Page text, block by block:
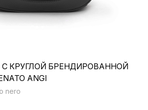
КРУГЛОЙ БРЕНДИРОВАННОЙ
ANGI
nero